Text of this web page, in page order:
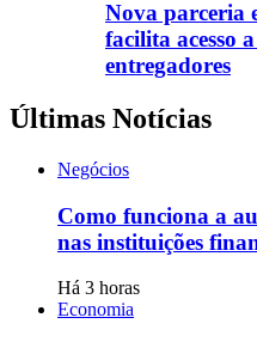
Nova parceria
facilita acesso
entregadores
Últimas Notícias
Negócios
Como funciona a
nas instituições
Há 3 horas
Economia